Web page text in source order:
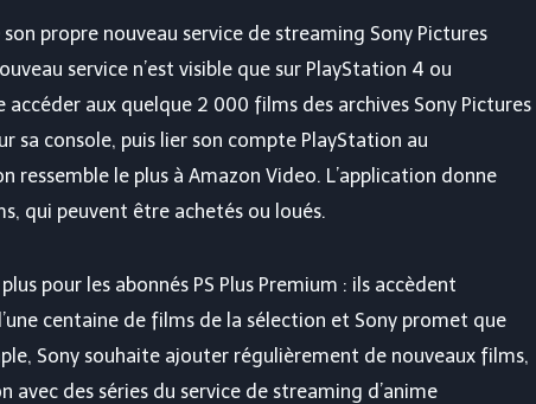
propre nouveau service de streaming Sony Pictures
service n’est visible que sur PlayStation 4 ou
aux quelque 2 000 films des archives Sony Pictures
sa console, puis lier son compte PlayStation au
ressemble le plus à Amazon Video. L’application donne
qui peuvent être achetés ou loués.
pour les abonnés PS Plus Premium : ils accèdent
centaine de films de la sélection et Sony promet que
Sony souhaite ajouter régulièrement de nouveaux films,
des séries du service de streaming d’anime